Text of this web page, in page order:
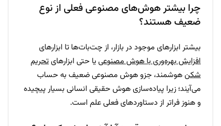
چرا بیشتر هوش‌های مصنوعی فعلی از نوع
ضعیف هستند؟
بیشتر ابزارهای موجود در بازار، از چت‌بات‌ها تا ابزارهای
افزایش بهره‌وری با هوش مصنوعییا حتی ابزارهایتحریم
شکنهوشمند، جزو هوش مصنوعی ضعیف به حساب
می‌آیند؛ زیرا پیاده‌سازی هوش حقیقی انسانی بسیار پیچیده
و هنوز فراتر از دستاوردهای فعلی علم است.